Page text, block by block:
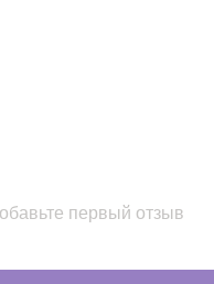
первый отзыв